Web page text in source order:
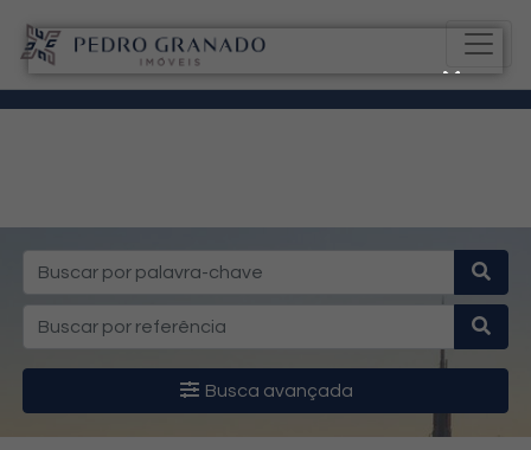
Busca avançada